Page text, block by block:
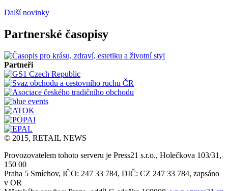
Další novinky
Partnerské časopisy
Partneři
© 2015, RETAIL NEWS
Provozovatelem tohoto serveru je Press21 s.r.o., Holečkova 103/31,
150 00
Praha 5 Smíchov, IČO: 247 33 784, DIČ: CZ 247 33 784, zapsáno
v OR